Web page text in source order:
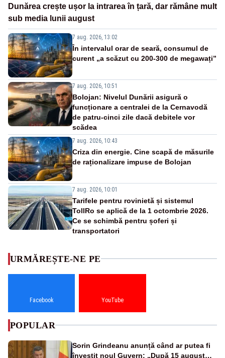
Dunărea crește ușor la intrarea în țară, dar rămâne mult
sub media lunii august
7 aug. 2026, 13:02
În intervalul orar de seară, consumul de
curent „a scăzut cu 200-300 de megawați”
7 aug. 2026, 10:51
Bolojan: Nivelul Dunării asigură o
funcționare a centralei de la Cernavodă
de patru-cinci zile dacă debitele vor
scădea
7 aug. 2026, 10:43
Criza din energie. Cine scapă de măsurile
de raționalizare impuse de Bolojan
7 aug. 2026, 10:01
Tarifele pentru rovinietă și sistemul
TollRo se aplică de la 1 octombrie 2026.
Ce se schimbă pentru șoferi și
transportatori
URMĂREȘTE-NE PE
Facebook YouTube
POPULAR
Sorin Grindeanu anunță când ar putea fi
învestit noul Guvern: „După 15 august